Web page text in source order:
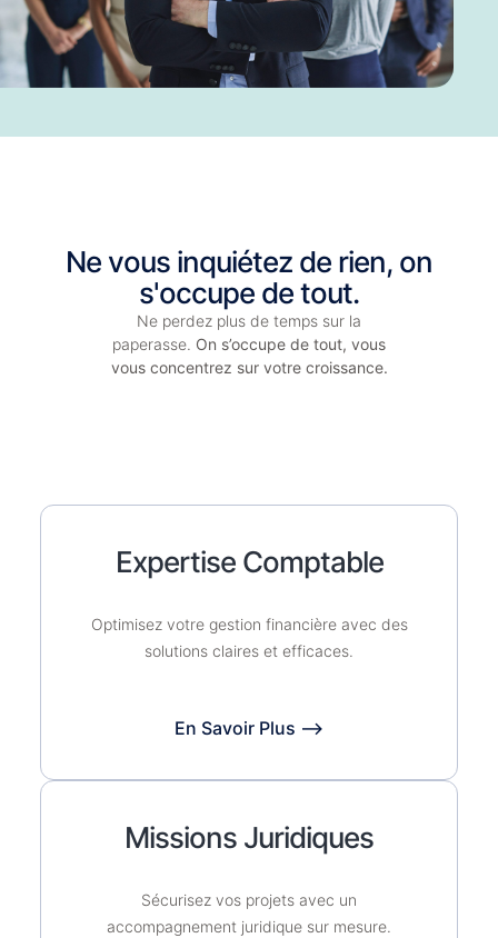
Ne vous inquiétez de rien, on
s'occupe de tout.
Ne perdez plus de temps sur la
paperasse. On s’occupe de tout, vous
vous concentrez sur votre croissance.
Expertise Comptable
Optimisez votre gestion financière avec des
solutions claires et efficaces.
En Savoir Plus ⟶
Missions Juridiques
Sécurisez vos projets avec un
accompagnement juridique sur mesure.